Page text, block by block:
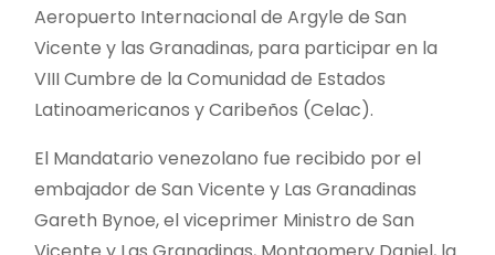
Aeropuerto Internacional de Argyle de San
Vicente y las Granadinas, para participar en la
VIII Cumbre de la Comunidad de Estados
Latinoamericanos y Caribeños (Celac).
El Mandatario venezolano fue recibido por el
embajador de San Vicente y Las Granadinas
Gareth Bynoe, el viceprimer Ministro de San